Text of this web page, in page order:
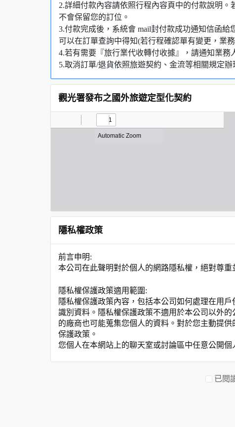
2.詳細付款內容請依照行程內容頁中的付款說明
不會保留您的訂位。
3.付款完成後，系統會 mail封付款成功通知信函
可以在訂單查詢中得知(若行程確認單有變更，業
4.若有需要『旅行業代收轉付收據』，請通知業務
5.取消訂單/退貨依照旅遊契約、金流等相關規定辦
觀光署發布之國外旅遊定型化契約
隱私權政策
前言申明:
本公司在此聲明對於個人的網路隱私權，絕對尊
隱私權保護政策適用範圍:
隱私權保護政策內容，包括本公司如何處理在用
識別資料。隱私權保護政策不適用於本公司以外
的廠商也可能蒐集您個人的資料。對於您主動提
保護政策。
您個人在本網站上的聊天室或討論區中任意公開
為了在本網站提供您最佳的互動性服務，可能會
於一般瀏覽時，伺服器會自行記錄相關行徑，包
已閱